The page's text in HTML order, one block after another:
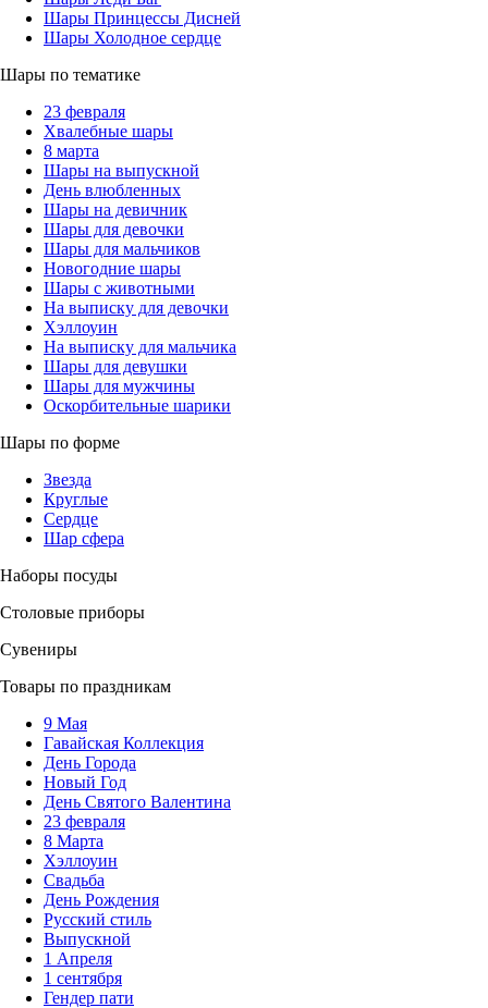
Шары Принцессы Дисней
Шары Холодное сердце
Шары по тематике
23 февраля
Хвалебные шары
8 марта
Шары на выпускной
День влюбленных
Шары на девичник
Шары для девочки
Шары для мальчиков
Новогодние шары
Шары с животными
На выписку для девочки
Хэллоуин
На выписку для мальчика
Шары для девушки
Шары для мужчины
Оскорбительные шарики
Шары по форме
Звезда
Круглые
Сердце
Шар сфера
Наборы посуды
Столовые приборы
Сувениры
Товары по праздникам
9 Мая
Гавайская Коллекция
День Города
Новый Год
День Святого Валентина
23 февраля
8 Марта
Хэллоуин
Свадьба
День Рождения
Русский стиль
Выпускной
1 Апреля
1 сентября
Гендер пати